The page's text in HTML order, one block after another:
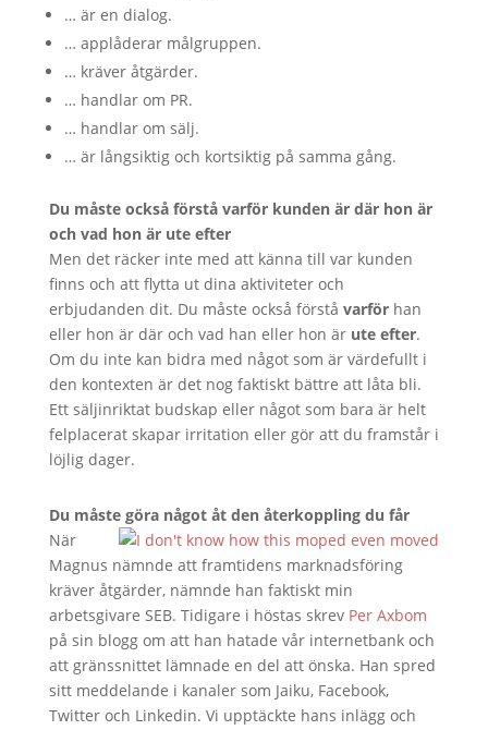
… är en dialog.
… applåderar målgruppen.
… kräver åtgärder.
… handlar om PR.
… handlar om sälj.
… är långsiktig och kortsiktig på samma gång.
Du måste också förstå varför kunden är där hon är
och vad hon är ute efter
Men det räcker inte med att känna till var kunden
finns och att flytta ut dina aktiviteter och
erbjudanden dit. Du måste också förstå varförhan
eller hon är där och vad han eller hon är ute efter.
Om du inte kan bidra med något som är värdefullt i
den kontexten är det nog faktiskt bättre att låta bli.
Ett säljinriktat budskap eller något som bara är helt
felplacerat skapar irritation eller gör att du framstår i
löjlig dager.
Du måste göra något åt den återkopplingdu får
När
Magnus nämnde att framtidens marknadsföring
kräver åtgärder, nämnde han faktiskt min
arbetsgivare SEB. Tidigare i höstas skrev Per Axbom
på sin blogg om att han hatade vår internetbank och
att gränssnittet lämnade en del att önska. Han spred
sitt meddelande i kanaler som Jaiku, Facebook,
Twitter och Linkedin. Vi upptäckte hans inlägg och